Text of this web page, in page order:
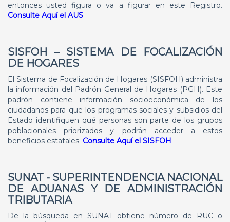
entonces usted figura o va a figurar en este Registro.
Consulte Aquí el AUS
SISFOH
– SISTEMA DE FOCALIZACIÓN
DE HOGARES
El Sistema de Focalización de Hogares (SISFOH) administra
la información del Padrón General de Hogares (PGH). Este
padrón contiene información socioeconómica de los
ciudadanos para que los programas sociales y subsidios del
Estado identifiquen qué personas son parte de los grupos
poblacionales priorizados y podrán acceder a estos
beneficios estatales. Consulte Aquí el SISFOH
SUNAT - SUPERINTENDENCIA NACIONAL
DE ADUANAS Y DE ADMINISTRACIÓN
TRIBUTARIA
De la búsqueda en SUNAT obtiene número de RUC o